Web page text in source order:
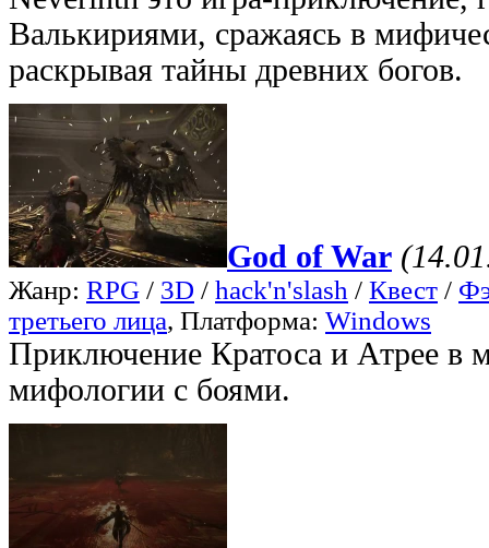
Валькириями, сражаясь в
раскрывая тайны древних богов.
God of War
Жанр: RPG / 3D / hack'n'slash / Квест /
третьего лица, Платформа: Windows
Приключение Кратоса и Атрее в
мифологии с боями.